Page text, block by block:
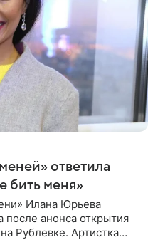
ответила
бить меня»
Илана Юрьева
после анонса открытия
Рублевке. Артистка